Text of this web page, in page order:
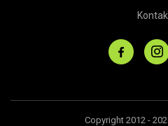
Copyright 2012 -